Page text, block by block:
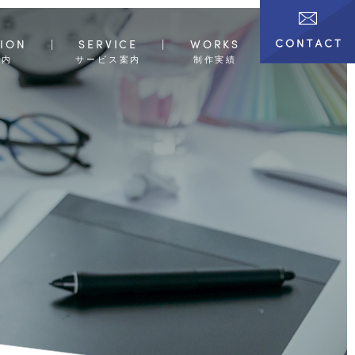
SERVICE
サービス案内
WORKS
制作実績